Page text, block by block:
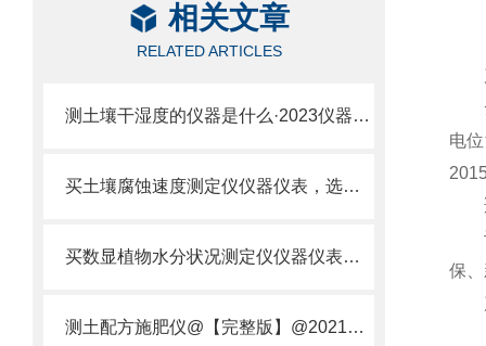
相关文章
RELATED ARTICLES
测土壤干湿度的仪器是什么·2023仪器仪表·云唐土壤干湿度检测仪器设备
买土壤腐蚀速度测定仪仪器仪表，选【云唐新款】土壤腐蚀速度测定仪
买数显植物水分状况测定仪仪器仪表，就来山东云唐精品货源
测土配方施肥仪@【完整版】@2021专业测土配方施肥仪器仪表
产
电
适
设
保
产